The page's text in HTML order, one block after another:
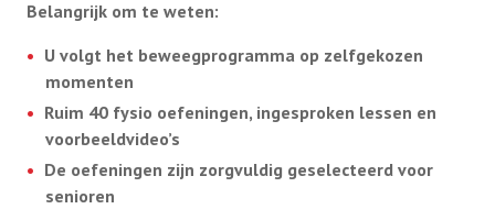
IB2025
Diverse onderwerpen (belastingservice)
Info Ouderenadviseur
LeaWeb
Lid worden
Belangrijk om te weten:
U volgt het beweegprogramma op zelfgekozen
momenten
Ruim 40 fysio oefeningen, ingesproken lessen en
voorbeeldvideo’s
De oefeningen zijn zorgvuldig geselecteerd voor
senioren